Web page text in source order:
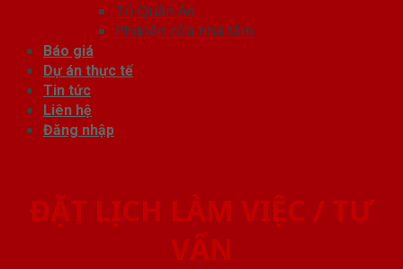
Tủ Quần Áo
Phụ kiện cửa nhà tắm
Báo giá
Dự án thực tế
Tin tức
Liên hệ
Đăng nhập
ĐẶT LỊCH LÀM VIỆC / TƯ
VẤN